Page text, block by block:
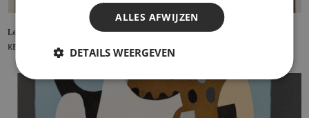
Le Coquelicot
KEES VAN DONGEN
ALLES AFWIJZEN
DETAILS WEERGEVEN